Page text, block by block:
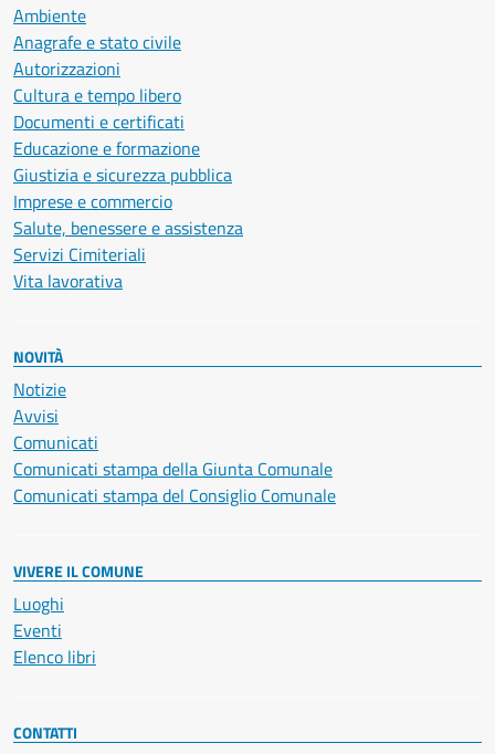
Ambiente
Anagrafe e stato civile
Autorizzazioni
Cultura e tempo libero
Documenti e certificati
Educazione e formazione
Giustizia e sicurezza pubblica
Imprese e commercio
Salute, benessere e assistenza
Servizi Cimiteriali
Vita lavorativa
NOVITÀ
Notizie
Avvisi
Comunicati
Comunicati stampa della Giunta Comunale
Comunicati stampa del Consiglio Comunale
VIVERE IL COMUNE
Luoghi
Eventi
Elenco libri
CONTATTI